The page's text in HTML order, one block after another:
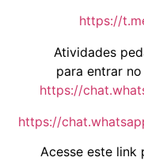
https://
Atividades
para entrar
https://
https://
Acesse este link